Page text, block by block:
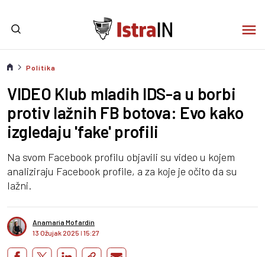
Politika
VIDEO Klub mladih IDS-a u borbi
protiv lažnih FB botova: Evo kako
izgledaju 'fake' profili
Na svom Facebook profilu objavili su video u kojem
analiziraju Facebook profile, a za koje je očito da su
lažni.
Anamaria Mofardin
13 Ožujak 2025 I 15:27